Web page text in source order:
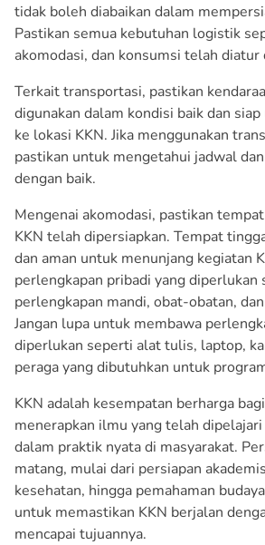
tidak boleh diabaikan dalam
Pastikan semua kebutuhan logistik
akomodasi, dan konsumsi telah diatur
Terkait transportasi, pastikan
digunakan dalam kondisi baik dan
ke lokasi KKN. Jika menggunakan
pastikan untuk mengetahui jadwal
dengan baik.
Mengenai akomodasi, pastikan
KKN telah dipersiapkan. Tempat
dan aman untuk menunjang kegiatan
perlengkapan pribadi yang diperlukan
perlengkapan mandi, obat-obatan,
Jangan lupa untuk membawa
diperlukan seperti alat tulis, laptop,
peraga yang dibutuhkan untuk
KKN adalah kesempatan berharga
menerapkan ilmu yang telah
dalam praktik nyata di masyarakat.
matang, mulai dari persiapan
kesehatan, hingga pemahaman
untuk memastikan KKN berjalan
mencapai tujuannya.